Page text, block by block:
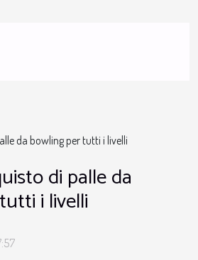
da bowling per tutti i livelli
di palle da
i livelli